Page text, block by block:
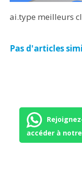
ai.type meilleurs
Pas d'articles
accéder à